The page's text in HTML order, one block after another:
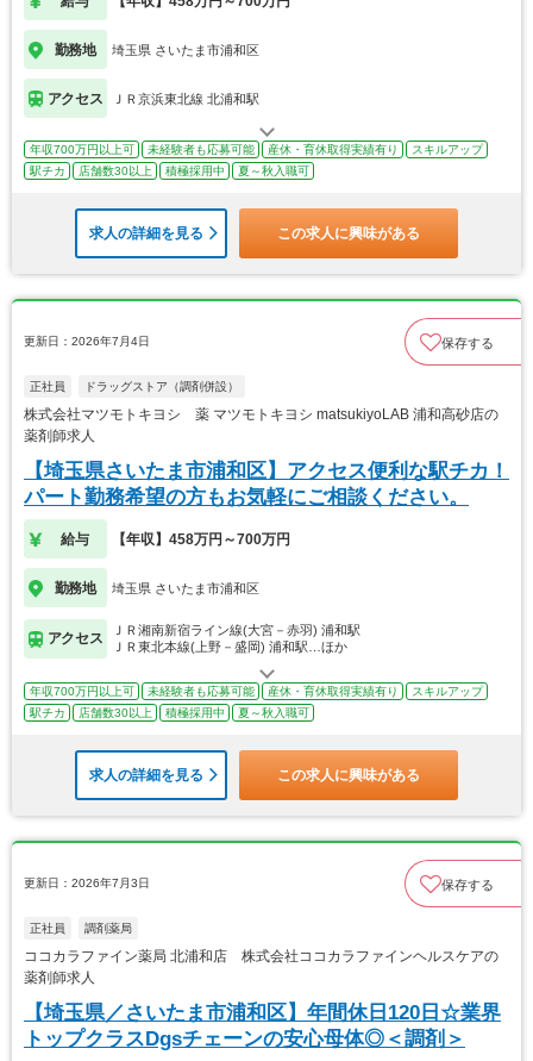
勤務地 埼玉県 さいたま市浦和区
アクセス ＪＲ京浜東北線 北浦和駅
年収700万円以上可 未経験者も応募可能 産休・育休取得実績有り
スキルアップ
駅チカ
店舗数30以上 積極採用中 夏～秋入職可
求人の詳細を見る この求人に興味がある
更新日：2026年7月4日 保存する
正社員 ドラッグストア（調剤併設）
株式会社マツモトキヨシ 薬 マツモトキヨシ matsukiyoLAB 浦和高砂店の
薬剤師求人
【埼玉県さいたま市浦和区】アクセス便利な駅チカ！
パート勤務希望の方もお気軽にご相談ください。
給与 【年収】458万円～700万円
勤務地 埼玉県 さいたま市浦和区
アクセス
ＪＲ湘南新宿ライン線(大宮－赤羽) 浦和駅
ＪＲ東北本線(上野－盛岡) 浦和駅…ほか
年収700万円以上可 未経験者も応募可能 産休・育休取得実績有り
スキルアップ
駅チカ
店舗数30以上 積極採用中 夏～秋入職可
求人の詳細を見る この求人に興味がある
更新日：2026年7月3日 保存する
正社員 調剤薬局
ココカラファイン薬局 北浦和店 株式会社ココカラファインヘルスケアの
薬剤師求人
【埼玉県／さいたま市浦和区】年間休日120日☆業界
トップクラスDgsチェーンの安心母体◎＜調剤＞